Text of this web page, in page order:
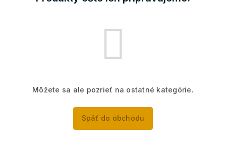
Môžete sa ale pozrieť na ostatné kategórie.
Späť do obchodu